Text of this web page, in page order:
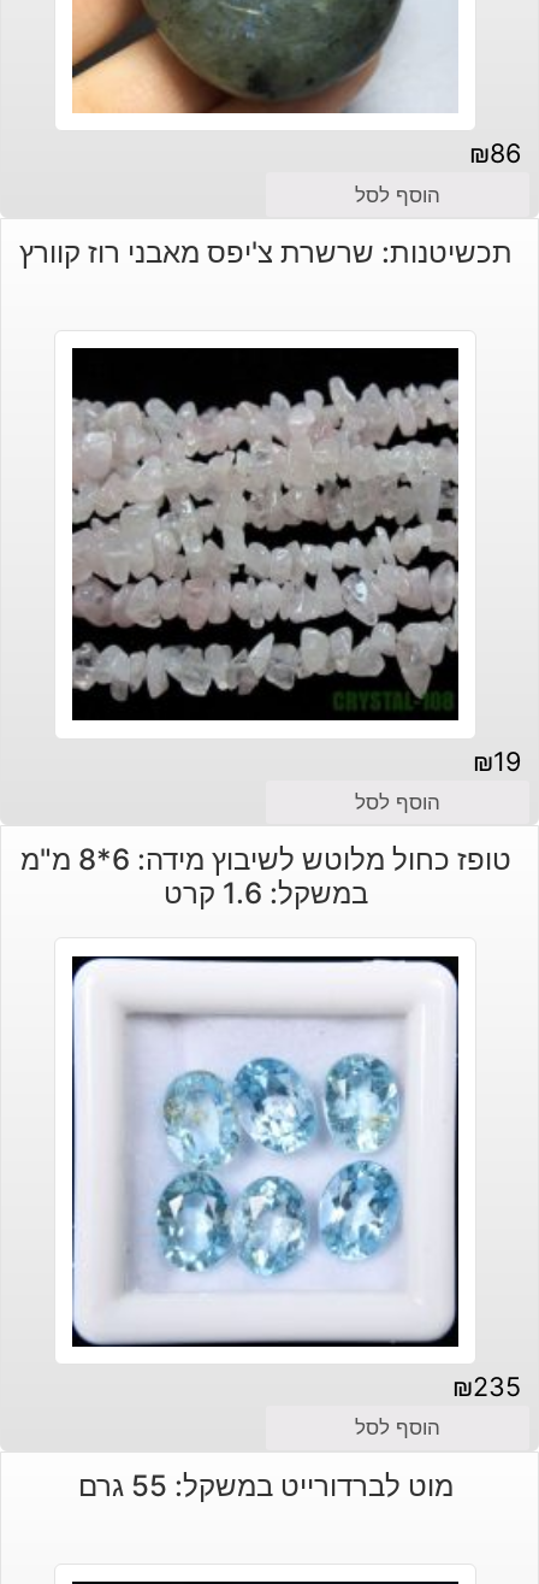
₪86
הוסף לסל
תכשיטנות: שרשרת צ'יפס מאבני רוז קוורץ
₪19
הוסף לסל
טופז כחול מלוטש לשיבוץ מידה: 6*8 מ"מ
במשקל: 1.6 קרט
₪235
הוסף לסל
מוט לברדורייט במשקל: 55 גרם